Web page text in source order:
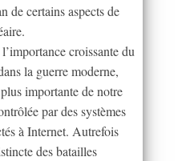
de certains aspects de
croissante du
la guerre moderne,
importante de notre
par des systèmes
à Internet. Autrefois
des batailles